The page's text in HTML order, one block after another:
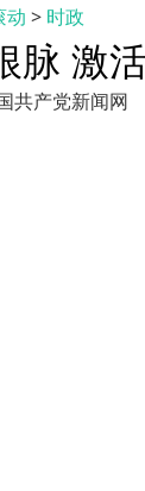
动 > 时政
脉 激
共产党新闻网